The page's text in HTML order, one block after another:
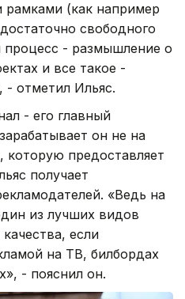
рамками (как например
свободного
процесс - размышление о
и все такое -
- отметил Ильяс.
- его главный
он не на
которую предоставляет
получает
«Ведь на
из лучших видов
если
на ТВ, билбордах
- пояснил он.